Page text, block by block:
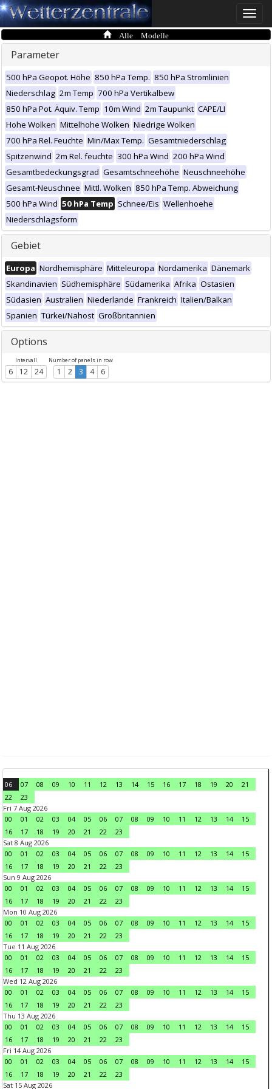
Toggle
Alle Modelle
Parameter
500 hPa Geopot. Höhe 850 hPa Temp. 850 hPa Stromlinien
Niederschlag 2m Temp 700 hPa Vertikalbew
850 hPa Pot. Äquiv. Temp 10m Wind 2m Taupunkt CAPE/LI
Hohe Wolken Mittelhohe Wolken Niedrige Wolken
700 hPa Rel. Feuchte Min/Max Temp. Gesamtniederschlag
Spitzenwind 2m Rel. feuchte 300 hPa Wind 200 hPa Wind
Gesamtbedeckungsgrad Gesamtschneehöhe Neuschneehöhe
Gesamt-Neuschnee Mittl. Wolken 850 hPa Temp. Abweichung
500 hPa Wind 50 hPa Temp Schnee/Eis Wellenhoehe
Niederschlagsform
Gebiet
Europa Nordhemisphäre Mitteleuropa Nordamerika Dänemark
Skandinavien Südhemisphäre Südamerika Afrika Ostasien
Südasien Australien Niederlande Frankreich Italien/Balkan
Spanien Türkei/Nahost Großbritannien
Options
Intervall
6 12 24
Number of panels in row
1 2 3 4 6
06 07 08 09 10 11 12 13 14 15 16 17 18 19 20
21
22
23
Fri 7 Aug 2026
00
01 02 03 04 05 06 07 08 09 10 11 12 13 14
15
16
17 18 19 20 21 22
23
Sat 8 Aug 2026
00
01 02 03 04 05 06 07 08 09 10 11 12 13 14
15
16
17 18 19 20 21 22
23
Sun 9 Aug 2026
00
01 02 03 04 05 06 07 08 09 10 11 12 13 14
15
16
17 18 19 20 21 22
23
Mon 10 Aug 2026
00
01 02 03 04 05 06 07 08 09 10 11 12 13 14
15
16
17 18 19 20 21 22
23
Tue 11 Aug 2026
00
01 02 03 04 05 06 07 08 09 10 11 12 13 14
15
16
17 18 19 20 21 22
23
Wed 12 Aug 2026
00
01 02 03 04 05 06 07 08 09 10 11 12 13 14
15
16
17 18 19 20 21 22
23
Thu 13 Aug 2026
00
01 02 03 04 05 06 07 08 09 10 11 12 13 14
15
16
17 18 19 20 21 22
23
Fri 14 Aug 2026
00
01 02 03 04 05 06 07 08 09 10 11 12 13 14
15
16
17 18 19 20 21 22
23
Sat 15 Aug 2026